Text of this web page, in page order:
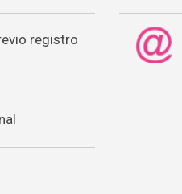
registro